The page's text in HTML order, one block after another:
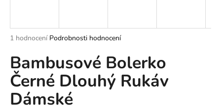
Průměrné
produktu
je
5,0
z
5
hvězdiček.
1 hodnocení Podrobnosti hodnocení
Bambusové Bolerko
Černé Dlouhý Rukáv
Dámské
HLEDAT
D
o
p
o